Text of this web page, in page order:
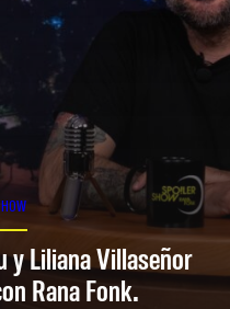
y Liliana Villaseñor
Rana Fonk.